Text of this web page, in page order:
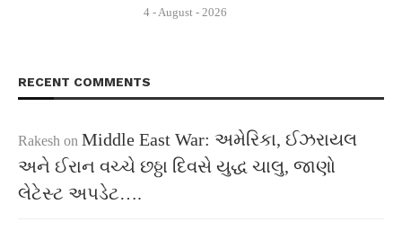
4 - August - 2026
RECENT COMMENTS
Rakesh on Middle East War: અમેરિકા, ઈઝરાયલ
અને ઈરાન વચ્ચે છઠ્ઠા દિવસે યુદ્ધ ચાલુ, જાણો
લેટેસ્ટ અપડેટ….